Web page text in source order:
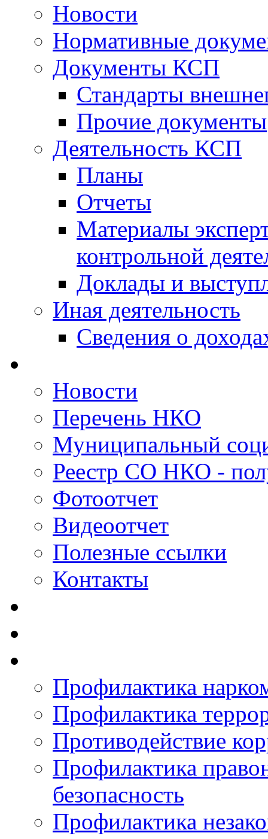
Новости
Нормативные
Документы КСП
Стандарты
Прочие документы
Деятельность КСП
Планы
Отчеты
Материалы
контрольной
Доклады и
Иная деятельность
Сведения о
Новости
Перечень НКО
Муниципальный
Реестр СО НКО -
Фотоотчет
Видеоотчет
Полезные ссылки
Контакты
Профилактика
Профилактика
Противодействие
Профилактика
безопасность
Профилактика